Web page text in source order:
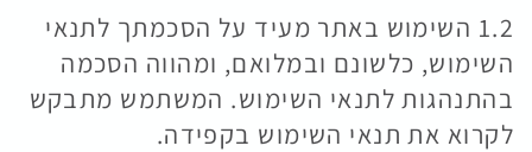
1.2 השימוש באתר מעיד על הסכמתך לתנאי
השימוש, כלשונם ובמלואם, ומהווה הסכמה
בהתנהגות לתנאי השימוש. המשתמש מתבקש
לקרוא את תנאי השימוש בקפידה.